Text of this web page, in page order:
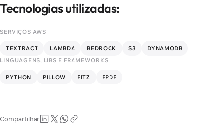
Tecnologias utilizadas:
SERVIÇOS AWS
TEXTRACT LAMBDA BEDROCK S3
DYNAMODB
LINGUAGENS, LIBS E FRAMEWORKS
PYTHON PILLOW FITZ FPDF
Compartilhar